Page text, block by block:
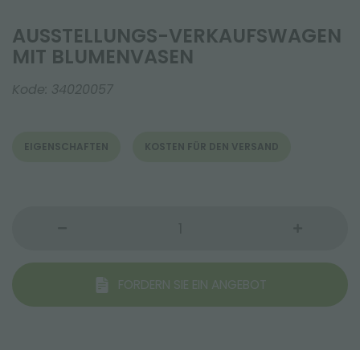
AUSSTELLUNGS-VERKAUFSWAGEN
MIT BLUMENVASEN
Kode: 34020057
EIGENSCHAFTEN KOSTEN FÜR DEN VERSAND
FORDERN SIE EIN ANGEBOT